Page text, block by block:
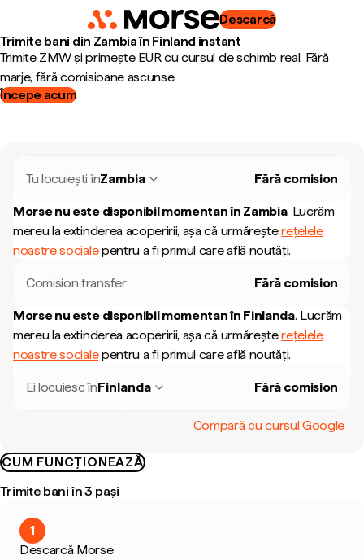
Descarcă
Trimite bani din Zambia în Finland instant
Trimite ZMW și primește EUR cu cursul de schimb real. Fără
marje, fără comisioane ascunse.
Începe acum
Tu locuiești înZambia Fără comision
Morse nu este disponibil momentan în Zambia. Lucrăm
mereu la extinderea acoperirii, așa că urmăreșterețelele
noastre socialepentru a fi primul care află noutăți.
Comision transfer Fără comision
Morse nu este disponibil momentan în Finlanda. Lucrăm
mereu la extinderea acoperirii, așa că urmăreșterețelele
noastre socialepentru a fi primul care află noutăți.
Ei locuiesc înFinlanda Fără comision
Compară cu cursul Google
CUM FUNCȚIONEAZĂ
Trimite bani în 3 pași
1
Descarcă Morse